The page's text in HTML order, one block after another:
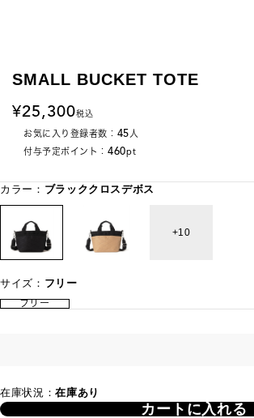
SMALL BUCKET TOTE
25,300税込
お気に入り登録者数： 45人
付与予定ポイント： 460pt
カラー： ブラッククロスデボス
10
サイズ： フリー
フリー
在庫状況：在庫あり
カートに入れる